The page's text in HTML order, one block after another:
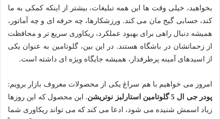
بخواهید، خیلی وقت ها این همه تبلیغات، بیشتر از اینکه کمکی به ما
کند، حسابی گیج مان می کند. ورزشکارها، چه حرفه ای و چه آماتور،
همیشه دنبال راهی برای بهبود عملکرد، ریکاوری سریع تر و محافظت
از زحماتشان در باشگاه هستند. در این بین، گلوتامین به عنوان یکی
از اسیدهای آمینه پرطرفدار، همیشه جایگاه ویژه ای داشته است.
امروز می خواهیم با هم سراغ یکی از محصولات معروف بازار برویم:
پودر جی ال 5 گلوتامین استارلبز نوتریشن
. این محصول که این روزها
زیاد اسمش شنیده می شود، ادعا می کند که می تواند ریکاوری شما